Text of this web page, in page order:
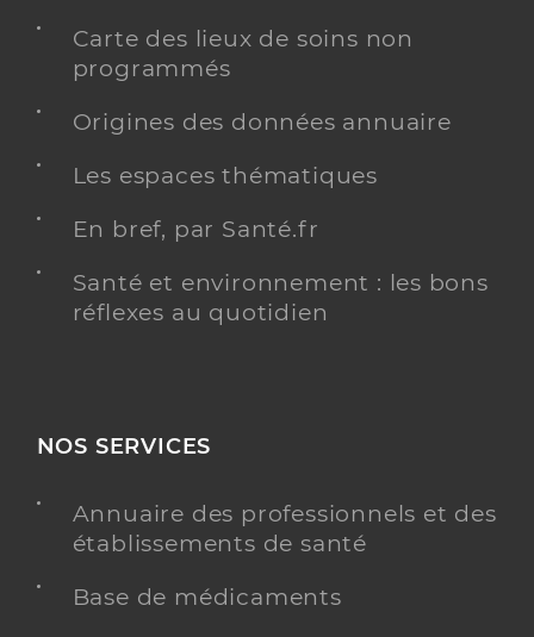
Carte des lieux de soins non
programmés
Origines des données annuaire
Les espaces thématiques
En bref, par Santé.fr
Santé et environnement : les bons
réflexes au quotidien
NOS SERVICES
Annuaire des professionnels et des
établissements de santé
Base de médicaments